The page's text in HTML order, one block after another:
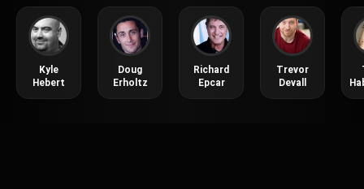
Kyle
Hebert
Doug
Erholtz
Richard
Epcar
Trevor
Devall